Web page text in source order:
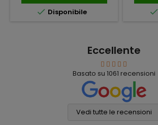
 Disponibile 
Eccellente
Basato su 1061 recensioni
Vedi tutte le recensioni